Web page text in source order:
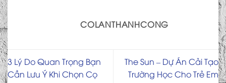
COLANTHANHCONG
3 Lý Do Quan Trọng Bạn
Cần Lưu Ý Khi Chọn Cọ
The Sun – Dự Án Cải Tạo
Trường Học Cho Trẻ Em